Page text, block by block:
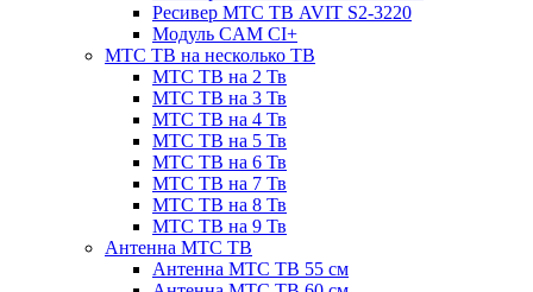
Ресивер МТС ТВ AVIT S2-3220
Модуль CAM CI+
МТС ТВ на несколько ТВ
МТС ТВ на 2 Тв
МТС ТВ на 3 Тв
МТС ТВ на 4 Тв
МТС ТВ на 5 Тв
МТС ТВ на 6 Тв
МТС ТВ на 7 Тв
МТС ТВ на 8 Тв
МТС ТВ на 9 Тв
Антенна МТС ТВ
Антенна МТС ТВ 55 см